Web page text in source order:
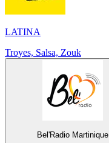
LATINA
Troyes, Salsa, Zouk
Bel'Radio Martinique